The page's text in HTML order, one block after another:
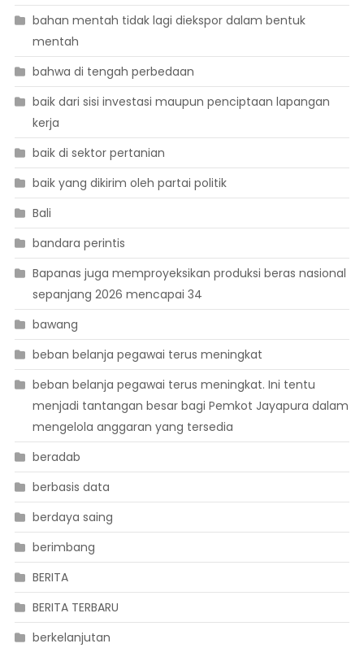
bahan mentah tidak lagi diekspor dalam bentuk
mentah
bahwa di tengah perbedaan
baik dari sisi investasi maupun penciptaan lapangan
kerja
baik di sektor pertanian
baik yang dikirim oleh partai politik
Bali
bandara perintis
Bapanas juga memproyeksikan produksi beras nasional
sepanjang 2026 mencapai 34
bawang
beban belanja pegawai terus meningkat
beban belanja pegawai terus meningkat. Ini tentu
menjadi tantangan besar bagi Pemkot Jayapura dalam
mengelola anggaran yang tersedia
beradab
berbasis data
berdaya saing
berimbang
BERITA
BERITA TERBARU
berkelanjutan